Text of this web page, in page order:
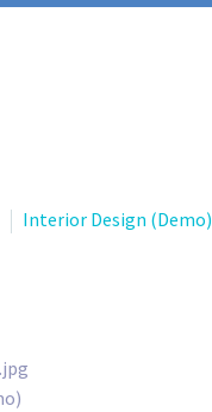
Interior Design (Demo)